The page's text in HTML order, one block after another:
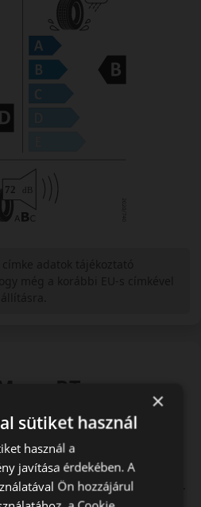
RT
sportabroncs
nagy teljesítményű nyári
vezetési stílushoz fejlesztettek.
×
sütiket használ
használ a
javítása érdekében. A
Ön hozzájárul